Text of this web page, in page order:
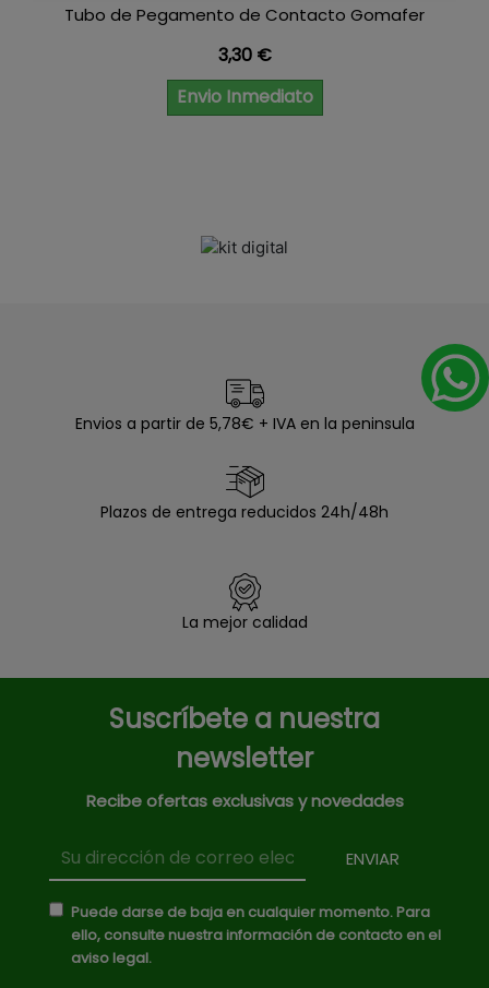
Tubo de Pegamento de Contacto Gomafer
Precio
3,30 €
Envio Inmediato
Envios a partir de 5,78€ + IVA en la peninsula
Plazos de entrega reducidos 24h/48h
La mejor calidad
Suscríbete a nuestra
newsletter
Recibe ofertas exclusivas y novedades
Puede darse de baja en cualquier momento. Para
ello, consulte nuestra información de contacto en el
aviso legal.